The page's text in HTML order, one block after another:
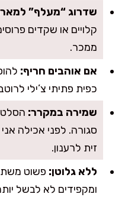
שדרוג “מעלף”
קלויים או שקדים
ממכר.
אם אוהבים חריף:
כפית פתיתי צ’ילי
שמירה במקרר:
סגורה. לפני אכילה
זית לרענון.
ללא גלוטן: פשוט
ומקפידים לא לבשל